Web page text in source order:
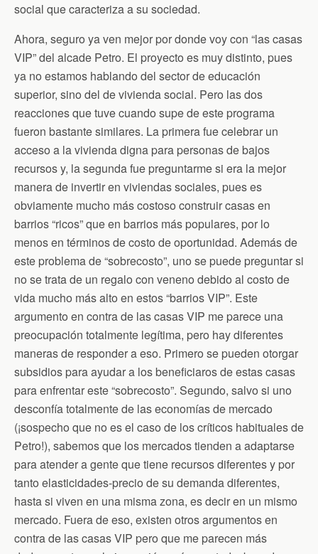
social que caracteriza a su sociedad.
Ahora, seguro ya ven mejor por donde voy con “las casas
VIP” del alcade Petro. El proyecto es muy distinto, pues
ya no estamos hablando del sector de educación
superior, sino del de vivienda social. Pero las dos
reacciones que tuve cuando supe de este programa
fueron bastante similares. La primera fue celebrar un
acceso a la vivienda digna para personas de bajos
recursos y, la segunda fue preguntarme si era la mejor
manera de invertir en viviendas sociales, pues es
obviamente mucho más costoso construir casas en
barrios “ricos” que en barrios más populares, por lo
menos en términos de costo de oportunidad. Además de
este problema de “sobrecosto”, uno se puede preguntar si
no se trata de un regalo con veneno debido al costo de
vida mucho más alto en estos “barrios VIP”. Este
argumento en contra de las casas VIP me parece una
preocupación totalmente legítima, pero hay diferentes
maneras de responder a eso. Primero se pueden otorgar
subsidios para ayudar a los beneficiaros de estas casas
para enfrentar este “sobrecosto”. Segundo, salvo si uno
desconfía totalmente de las economías de mercado
(¡sospecho que no es el caso de los críticos habituales de
Petro!), sabemos que los mercados tienden a adaptarse
para atender a gente que tiene recursos diferentes y por
tanto elasticidades-precio de su demanda diferentes,
hasta si viven en una misma zona, es decir en un mismo
mercado. Fuera de eso, existen otros argumentos en
contra de las casas VIP pero que me parecen más